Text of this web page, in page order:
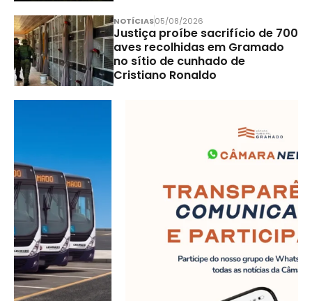
NOTÍCIAS05/08/2026
Justiça proíbe sacrifício de 700
aves recolhidas em Gramado
no sítio de cunhado de
Cristiano Ronaldo